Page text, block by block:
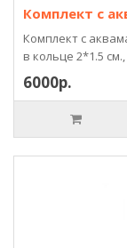
Комплект с
Комплект с
в кольце 2*1.5
6000р.